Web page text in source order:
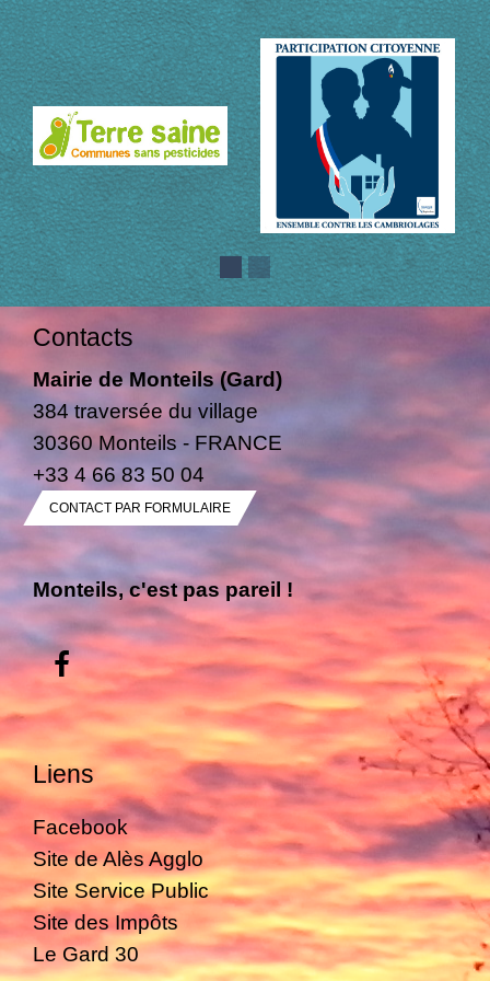
Contacts
Mairie de Monteils (Gard)
384 traversée du village
30360 Monteils - FRANCE
+33 4 66 83 50 04
CONTACT PAR FORMULAIRE
Monteils, c'est pas pareil !
Liens
Facebook
Site de Alès Agglo
Site Service Public
Site des Impôts
Le Gard 30